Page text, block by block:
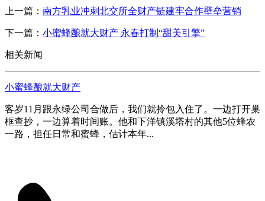
上一篇： 南方乳业冲刺北交所全财产链建牢合作壁垒营销
下一篇： 小蜜蜂酿就大财产 永春打制“甜美引擎”
相关新闻
小蜜蜂酿就大财产
客岁11月跟永绿公司合做后，我们就拎包入住了。一边打开巢
框查抄，一边算着时间账。他和下洋镇溪塔村的其他5位蜂农
一路，担任日常和蜜蜂，估计本年...